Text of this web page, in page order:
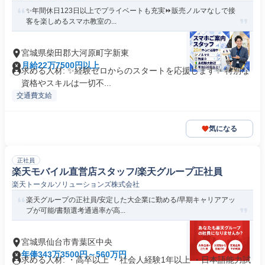
✨️年間休日123日以上でプライベートも充実⏩️販売ノルマなしで接
客を楽しめるスマホ教室の...
宮城県柴田郡大河原町字新東
月給22万7500円以上
求める人材: ✨️経験ゼロからのスタートを応援します✨️ 特別な
資格やスキルは一切不...
交通費支給
気になる
正社員
楽天モバイル直営店スタッフ/楽天グループ正社員
楽天トータルソリューションズ株式会社
楽天グループの正社員/安定した大企業に勤める/早期キャリアアッ
プが可能/書類選考通過率が高...
宮城県仙台市青葉区中央
年俸343万3500円～560万円
求める人材: ・高卒以上 ・社会人経験1年以上 ・日本語能力試